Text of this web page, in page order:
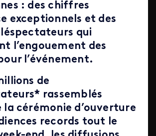
: des chiffres
exceptionnels et des
qui
l’engouement des
l’événement.
de
rassemblés
la cérémonie d’ouverture
records tout le